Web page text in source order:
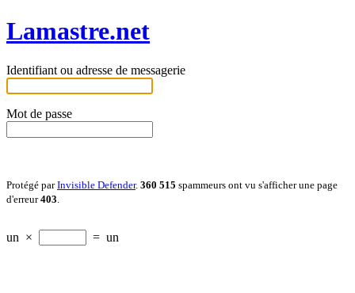
Lamastre.net
Identifiant ou adresse de messagerie
Mot de passe
Protégé parInvisible Defender. 360 515 spammeurs ont vu s'afficher une page
d'erreur403
un × = un